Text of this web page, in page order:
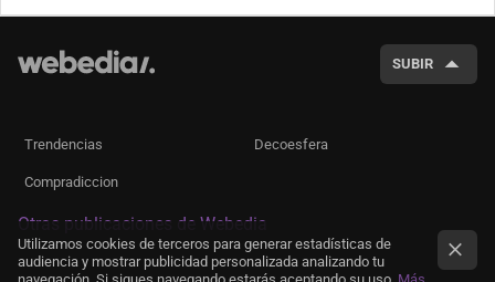
SUBIR
Trendencias Decoesfera
Compradiccion
Otras publicaciones de Webedia
Utilizamos cookies de terceros para generar estadísticas de
audiencia y mostrar publicidad personalizada analizando tu